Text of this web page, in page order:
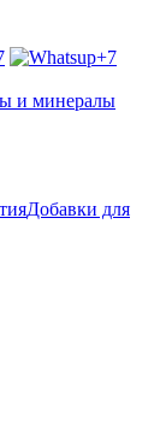
+7
и минералы
Добавки для